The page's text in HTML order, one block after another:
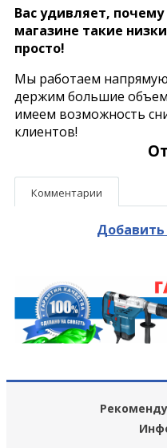
Вас удивляет,
магазине такие
просто!
Мы работаем
держим большие
имеем возможность
клиентов!
Комментарии